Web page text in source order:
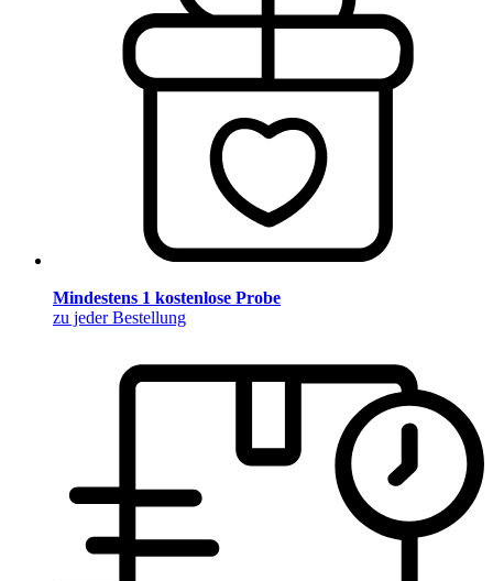
Mindestens 1 kostenlose Probe
zu jeder Bestellung